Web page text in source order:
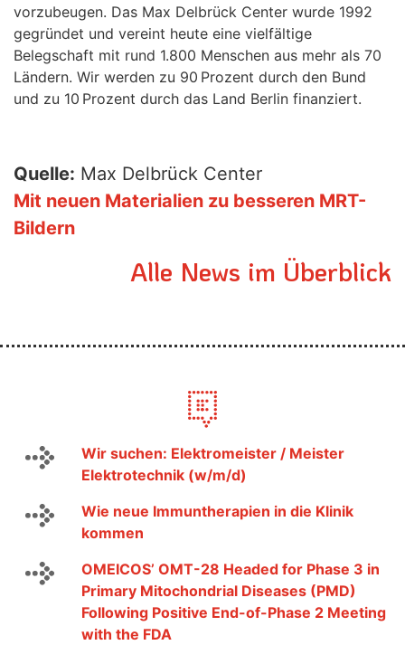
vorzubeugen. Das Max Delbrück Center wurde 1992
gegründet und vereint heute eine vielfältige
Belegschaft mit rund 1.800 Menschen aus mehr als 70
Ländern. Wir werden zu 90 Prozent durch den Bund
und zu 10 Prozent durch das Land Berlin finanziert.
Quelle: Max Delbrück Center
Mit neuen Materialien zu besseren MRT-
Bildern
Alle News im Überblick
Wir suchen: Elektromeister / Meister
Elektrotechnik (w/m/d)
Wie neue Immuntherapien in die Klinik
kommen
OMEICOS’ OMT-28 Headed for Phase 3 in
Primary Mitochondrial Diseases (PMD)
Following Positive End-of-Phase 2 Meeting
with the FDA